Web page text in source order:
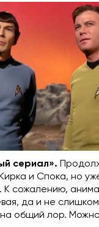
сериал».
и Спока, но
К сожалению,
да и не
общий лор.